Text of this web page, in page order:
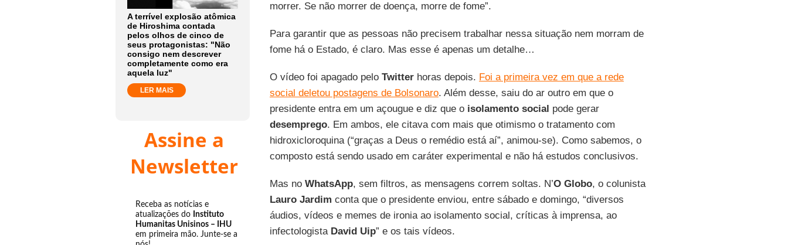
A terrível explosão atômica
de Hiroshima contada
pelos olhos de cinco de
seus protagonistas: "Não
consigo nem descrever
completamente como era
aquela luz"
LER MAIS
Assine a
Newsletter
Receba as notícias e
atualizações do Instituto
Humanitas Unisinos – IHU
em primeira mão. Junte-se a
morrer. Se não morrer de doença, morre de fome”.
Para garantir que as pessoas não precisem trabalhar nessa situação nem morram de
fome há o Estado, é claro. Mas esse é apenas um detalhe…
O vídeo foi apagado pelo Twitterhoras depois. Foi a primeira vez em que a rede
social deletou postagens de Bolsonaro. Além desse, saiu do ar outro em que o
presidente entra em um açougue e diz que o isolamento social pode gerar
desemprego. Em ambos, ele citava com mais que otimismo o tratamento com
hidroxicloroquina (“graças a Deus o remédio está aí”, animou-se). Como sabemos, o
composto está sendo usado em caráter experimental e não há estudos conclusivos.
Mas no WhatsApp, sem filtros, as mensagens correm soltas. N’O Globo, o colunista
Lauro Jardim conta que o presidente enviou, entre sábado e domingo, “diversos
áudios, vídeos e memes de ironia ao isolamento social, críticas à imprensa, ao
infectologista David Uip” e os tais vídeos.